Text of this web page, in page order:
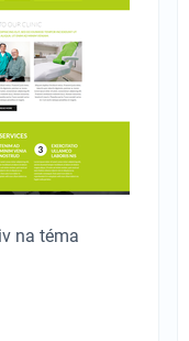
na téma